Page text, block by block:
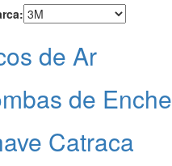
de Ar
de
Catraca